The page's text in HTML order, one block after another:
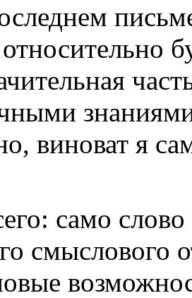
виноват я
само
смыслового